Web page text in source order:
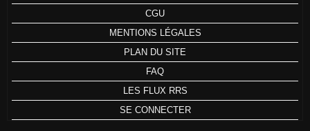
CGU
MENTIONS LÉGALES
PLAN DU SITE
FAQ
LES FLUX RRS
SE CONNECTER